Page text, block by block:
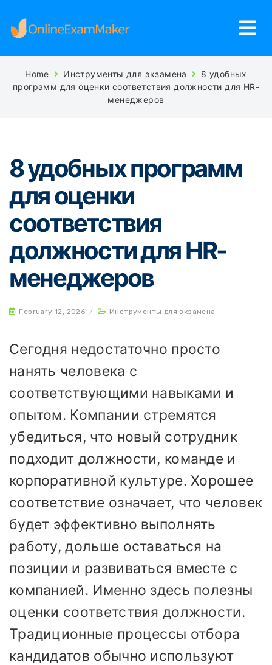
Home Инструменты для экзамена
8 удобных
программ для оценки соответствия должности для HR-
менеджеров
8 удобных программ
для оценки
соответствия
должности для HR-
менеджеров
February 12, 2026 / Инструменты для экзамена
Сегодня недостаточно просто
нанять человека с
соответствующими навыками и
опытом. Компании стремятся
убедиться, что новый сотрудник
подходит должности, команде и
корпоративной культуре. Хорошее
соответствие означает, что человек
будет эффективно выполнять
работу, дольше оставаться на
позиции и развиваться вместе с
компанией. Именно здесь полезны
оценки соответствия должности.
Традиционные процессы отбора
кандидатов обычно используют